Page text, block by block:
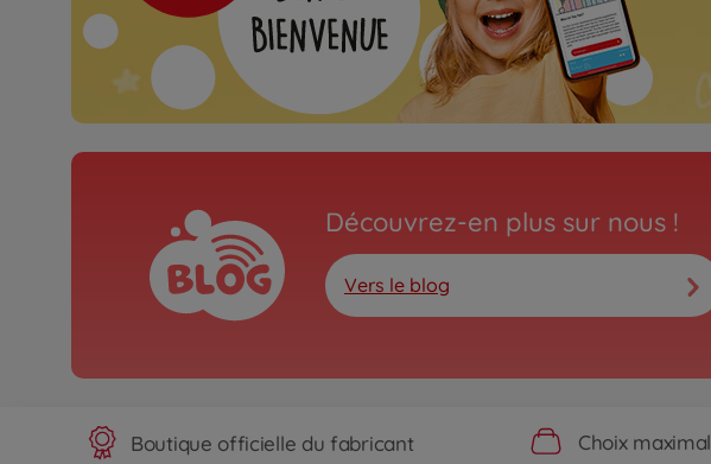
Découvrez-en plus sur nous !
Vers le blog
Boutique officielle du fabricant Choix maximal